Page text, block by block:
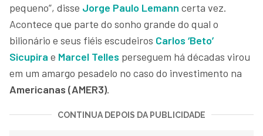
pequeno”, disse Jorge Paulo Lemann certa vez.
Acontece que parte do sonho grande do qual o
bilionário e seus fiéis escudeiros Carlos ‘Beto’
Sicupira e Marcel Telles perseguem há décadas virou
em um amargo pesadelo no caso do investimento na
Americanas (AMER3).
CONTINUA DEPOIS DA PUBLICIDADE